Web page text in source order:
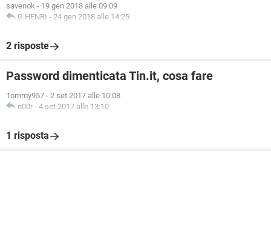
savenok - 19 gen 2018 alle 09:09
G.HENRI - 24 gen 2018 alle 14:25
2 risposte
Password dimenticata Tin.it, cosa fare
Tommy957 - 2 set 2017 alle 10:08
n00r - 4 set 2017 alle 13:10
1 risposta